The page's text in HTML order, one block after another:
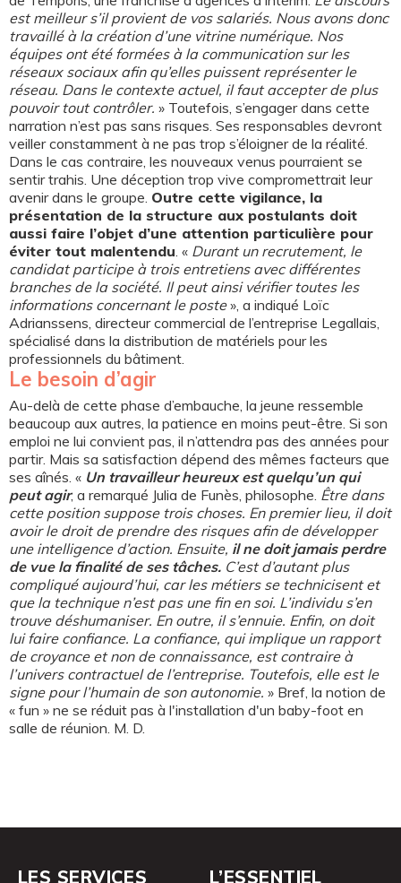
est meilleur s’il provient de vos salariés. Nous avons donc
travaillé à la création d’une vitrine numérique. Nos
équipes ont été formées à la communication sur les
réseaux sociaux afin qu’elles puissent représenter le
réseau. Dans le contexte actuel, il faut accepter de plus
pouvoir tout contrôler. » Toutefois, s’engager dans cette
narration n’est pas sans risques. Ses responsables devront
veiller constamment à ne pas trop s’éloigner de la réalité.
Dans le cas contraire, les nouveaux venus pourraient se
sentir trahis. Une déception trop vive compromettrait leur
avenir dans le groupe. Outre cette vigilance, la
présentation de la structure aux postulants doit
aussi faire l’objet d’une attention particulière pour
éviter tout malentendu. « Durant un recrutement, le
candidat participe à trois entretiens avec différentes
branches de la société. Il peut ainsi vérifier toutes les
informations concernant le poste», a indiqué Loïc
Adrianssens, directeur commercial de l’entreprise Legallais,
spécialisé dans la distribution de matériels pour les
professionnels du bâtiment.
Le besoin d’agir
Au-delà de cette phase d’embauche, la jeune ressemble
beaucoup aux autres, la patience en moins peut-être. Si son
emploi ne lui convient pas, il n’attendra pas des années pour
partir. Mais sa satisfaction dépend des mêmes facteurs que
ses aînés. « Un travailleur heureux est quelqu’un qui
peut agir, a remarqué Julia de Funès, philosophe. Être dans
cette position suppose trois choses. En premier lieu, il doit
avoir le droit de prendre des risques afin de développer
une intelligence d’action. Ensuite, il ne doit jamais perdre
de vue la finalité de ses tâches. C’est d’autant plus
compliqué aujourd’hui, car les métiers se technicisent et
que la technique n’est pas une fin en soi. L’individu s’en
trouve déshumaniser. En outre, il s’ennuie. Enfin, on doit
lui faire confiance. La confiance, qui implique un rapport
de croyance et non de connaissance, est contraire à
l’univers contractuel de l’entreprise. Toutefois, elle est le
signe pour l’humain de son autonomie. » Bref, la notion de
« fun » ne se réduit pas à l'installation d'un baby-foot en
salle de réunion. M. D.
LES SERVICES L’ESSENTIEL